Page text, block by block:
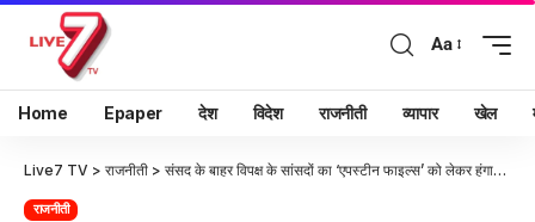
Aa
Home Epaper देश विदेश राजनीती व्यापार खेल
Live7 TV > राजनीती > संसद के बाहर विपक्ष के सांसदों का ‘एपस्टीन फाइल्स’ को लेकर हंगामा, हरदीप सिंह पुरी के इस्तीफे की मांग
राजनीती